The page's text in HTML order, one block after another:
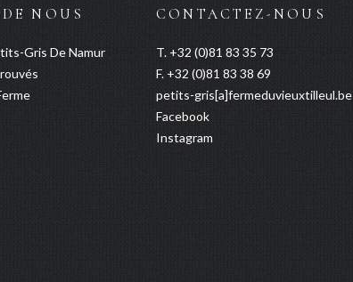
NOUS
Gris De Namur
CONTACTEZ-NOUS
T. +32 (0)81 83 35 73
F. +32 (0)81 83 38 69
petits-gris[a]fermeduvieuxtilleul.be
Facebook
Instagram